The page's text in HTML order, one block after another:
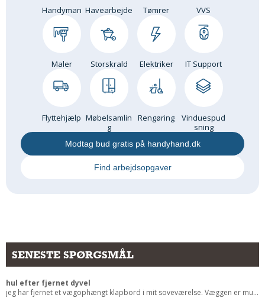
Tips Og Tricks
Belægning
Skadedyr
Om Værktøj
Handyman Havearbejde Tømrer VVS
Maler Storskrald Elektriker IT Support
Flyttehjælp Møbelsamlin
g
Rengøring
Vinduespud
sning
Modtag bud gratis på handyhand.dk
Find arbejdsopgaver
SENESTE SPØRGSMÅL
hul efter fjernet dyvel
jeg har fjernet et vægophængt klapbord i mit soveværelse. Væggen er mu...